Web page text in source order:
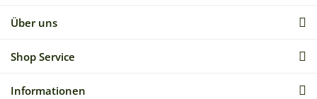
Über uns
Shop Service
Informationen